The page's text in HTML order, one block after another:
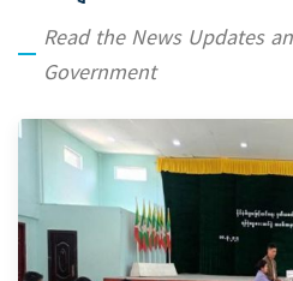
Read the News Updates
Government